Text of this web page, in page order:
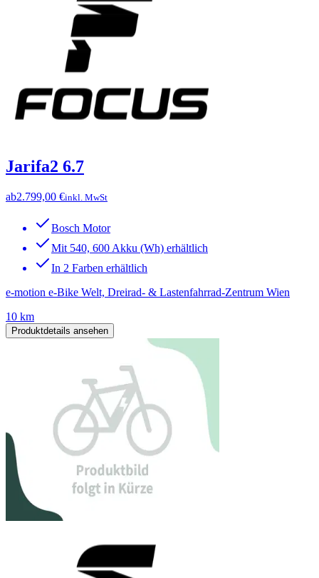
Jarifa2 6.7
ab2.799,00 €inkl. MwSt
Bosch Motor
Mit 540, 600 Akku (Wh) erhältlich
In 2 Farben erhältlich
e-motion e-Bike Welt, Dreirad- & Lastenfahrrad-Zentrum Wien
10 km
Produktdetails ansehen